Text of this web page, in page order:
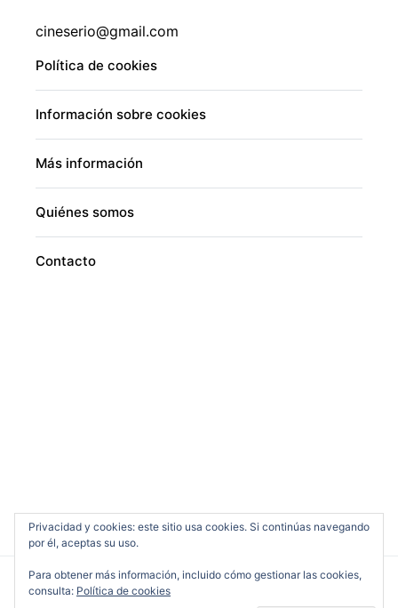
cineserio@gmail.com
Política de cookies
Información sobre cookies
Más información
Quiénes somos
Contacto
Privacidad y cookies: este sitio usa cookies. Si continúas navegando
por él, aceptas su uso.
Para obtener más información, incluido cómo gestionar las cookies,
consulta: Política de cookies